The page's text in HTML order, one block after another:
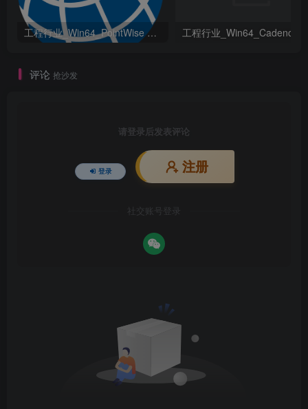
工程行业_Win64_PointWise 18.6 R2 x64资源下载地址_百度网盘迅雷BT
评论 抢沙发
请登录后发表评论
登录 注册
社交账号登录